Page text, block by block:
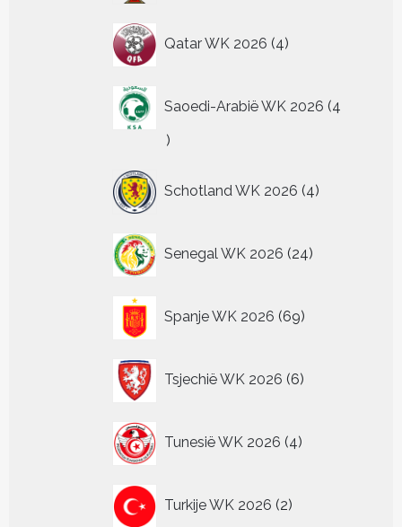
Qatar WK 2026 4
producten
Saoedi-Arabië WK 2026 4
4
Schotland WK 2026 4
producten
Senegal WK 2026 24
producten
Spanje WK 2026 69
producten
Tsjechië WK 2026 6
producten
Tunesië WK 2026 4
producten
Turkije WK 2026 2
producten